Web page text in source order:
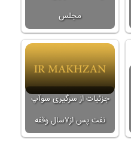
مجلس
جزئیات از سرگیری سوآپ
نفت پس از۷سال وقفه